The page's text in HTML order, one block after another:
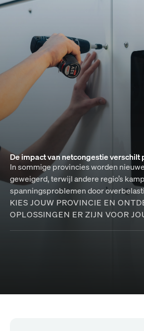
De impact van netcongestie verschilt
In sommige provincies worden
geweigerd, terwijl andere regio’s
spanningsproblemen door
KIES JOUW PROVINCIE EN
OPLOSSINGEN ER ZIJN VOOR